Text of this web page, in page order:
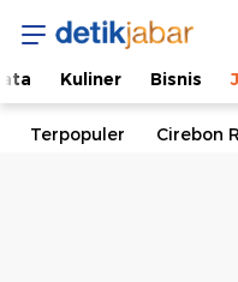
Kuliner Bisnis
Terpopuler Cirebon